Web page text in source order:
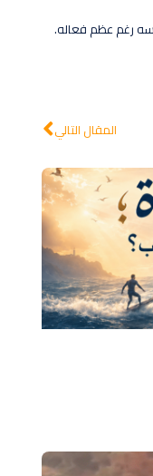
رغم عظم فعاله.
المقال التاليNext